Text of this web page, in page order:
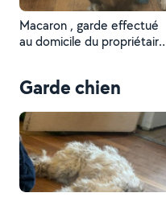
Macaron , garde effectué
au domicile du propriétaire
Garde chien